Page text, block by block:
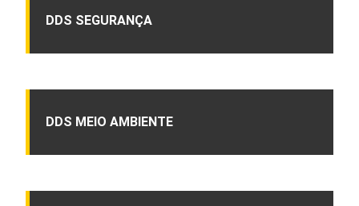
DDS SEGURANÇA
DDS MEIO AMBIENTE